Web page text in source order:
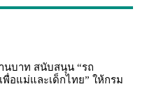
นบาท สนับสนุน “รถ
พื่อแม่และเด็กไทย” ให้กรม